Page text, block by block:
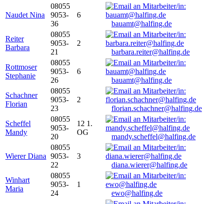
Naudet Nina
08055
9053-
36
6
bauamt@halfing.de
Reiter
Barbara
08055
9053-
21
2
barbara.reiter@halfing.de
Rottmoser
Stephanie
08055
9053-
26
6
bauamt@halfing.de
Schachner
Florian
08055
9053-
23
2
florian.schachner@halfing.de
Scheffel
Mandy
08055
9053-
20
12 1.
OG
mandy.scheffel@halfing.de
Wierer Diana
08055
9053-
22
3
diana.wierer@halfing.de
Winhart
Maria
08055
9053-
24
1
ewo@halfing.de